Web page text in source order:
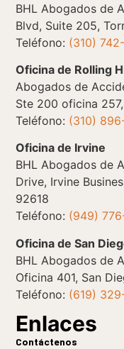
BHL Abogados de
Blvd, Suite 205,
Teléfono: (310)
Oficina de Rolling
Abogados de
Ste 200 oficina
Teléfono: (310)
Oficina de Irvine
BHL Abogados de
Drive, Irvine
92618
Teléfono: (949)
Oficina de San
BHL Abogados de
Oficina 401, San
Teléfono: (619)
Enlaces
Contáctenos